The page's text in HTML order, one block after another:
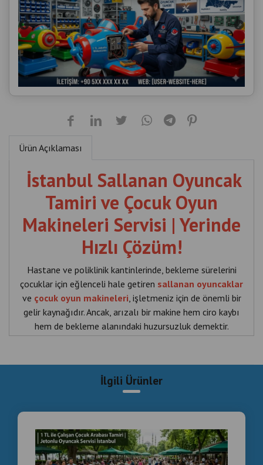
Ürün Açıklaması
İstanbul Sallanan Oyuncak
Tamiri ve Çocuk Oyun
Makineleri Servisi | Yerinde
Hızlı Çözüm!
Hastane ve poliklinik kantinlerinde, bekleme sürelerini
çocuklar için eğlenceli hale getiren sallanan oyuncaklar
ve çocuk oyun makineleri, işletmeniz için de önemli bir
gelir kaynağıdır. Ancak, arızalı bir makine hem ciro kaybı
hem de bekleme alanındaki huzursuzluk demektir.
teknik servis hizmeti sunuyoruz.
Neden Profesyonel Servis?
Sallanan oyuncak tamirikonusunda uzman ekibimizle,
makinelerinizi dükkandan çıkarmadan, yerinde onarıyoruz.
İlgili Ürünler